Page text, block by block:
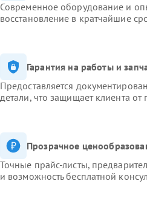
Современное оборудование и
восстановление в кратчайшие
Гарантия на работы и
Предоставляется
детали, что защищает клиента
Прозрачное
Точные прайс-листы,
и возможность бесплатной